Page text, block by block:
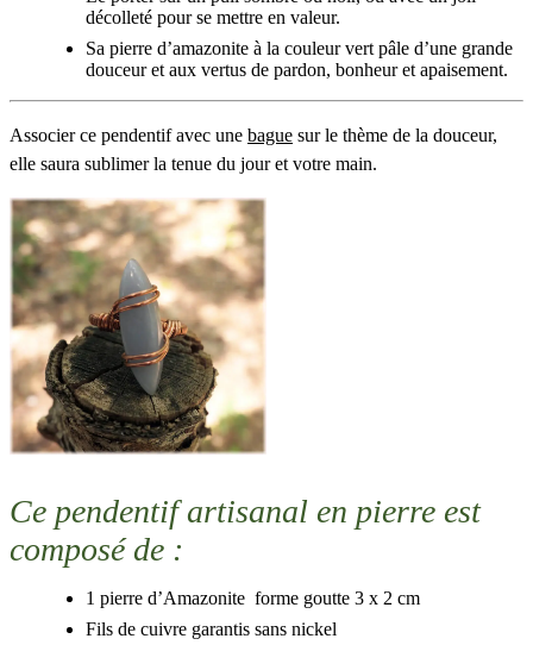
décolleté pour se mettre en valeur.
Sa pierre d’amazonite à la couleur vert pâle d’une grande
douceur et aux vertus de pardon, bonheur et apaisement.
Associer ce pendentif avec une bague sur le thème de la douceur,
elle saura sublimer la tenue du jour et votre main.
Ce pendentif artisanal en pierre est
composé de :
1 pierre d’Amazonite forme goutte 3 x 2 cm
Fils de cuivre garantis sans nickel